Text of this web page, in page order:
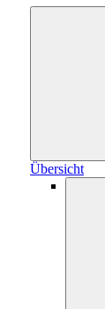
Übersicht